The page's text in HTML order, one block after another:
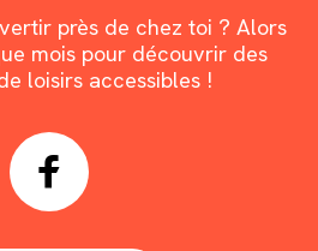
près de chez toi ? Alors
mois pour découvrir des
loisirs accessibles !